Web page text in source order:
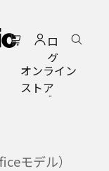
ロ
グ
イ
ン
オンライン
ストア
モデル）